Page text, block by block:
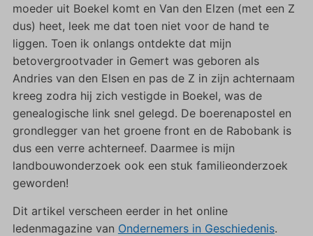
moeder uit Boekel komt en Van den Elzen (met een Z
dus) heet, leek me dat toen niet voor de hand te
liggen. Toen ik onlangs ontdekte dat mijn
betovergrootvader in Gemert was geboren als
Andries van den Elsen en pas de Z in zijn achternaam
kreeg zodra hij zich vestigde in Boekel, was de
genealogische link snel gelegd. De boerenapostel en
grondlegger van het groene front en de Rabobank is
dus een verre achterneef. Daarmee is mijn
landbouwonderzoek ook een stuk familieonderzoek
geworden!
Dit artikel verscheen eerder in het online
ledenmagazine van Ondernemers in Geschiedenis.